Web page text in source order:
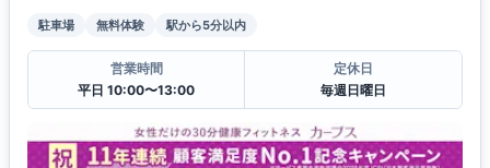
駐車場 無料体験 駅から5分以内
営業時間
平日 10:00〜13:00
定休日
毎週日曜日